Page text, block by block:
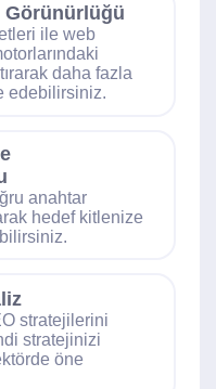
Görünürlüğü
ile web
daha fazla
edebilirsiniz.
anahtar
hedef kitlenize
stratejilerini
stratejinizi
öne